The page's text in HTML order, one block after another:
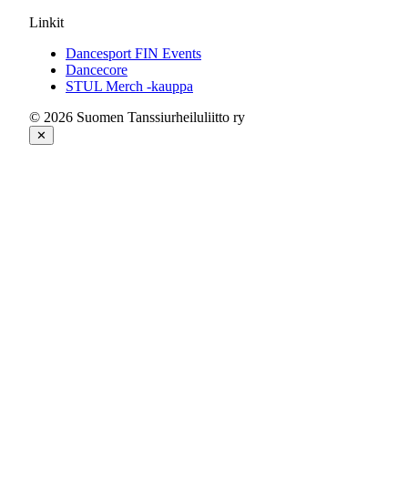
Linkit
Dancesport FIN Events
Dancecore
STUL Merch -kauppa
© 2026 Suomen Tanssiurheiluliitto ry
✕